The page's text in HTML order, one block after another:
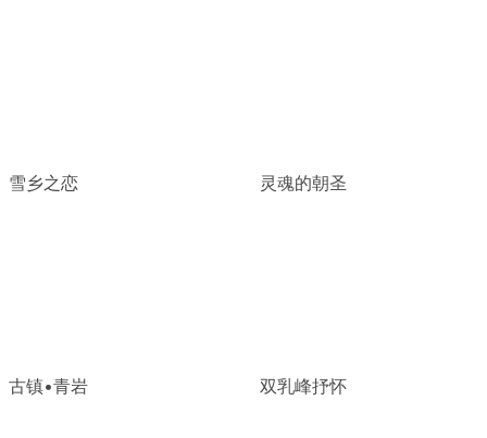
雪乡之恋 灵魂的朝圣
古镇•青岩 双乳峰抒怀